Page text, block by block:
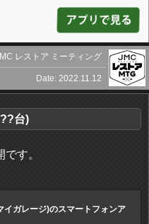
レストア ミーティング
Date: 2022.11.12
台)
す。
ガレージ)のスマートフォンア